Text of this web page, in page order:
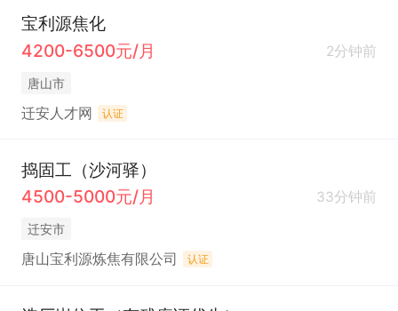
宝利源焦化
4200-6500元/月
2分钟前
唐山市
迁安人才网 认证
捣固工（沙河驿）
4500-5000元/月
33分钟前
迁安市
唐山宝利源炼焦有限公司 认证